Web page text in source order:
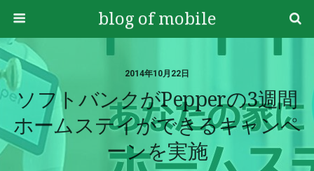
blog of mobile
2014年10月22日
ソフトバンクがPepperの3週間
ホームステイができるキャンペ
ーンを実施